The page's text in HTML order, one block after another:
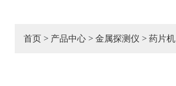
首页 > 产品中心 > 金属探测仪 > 药片机